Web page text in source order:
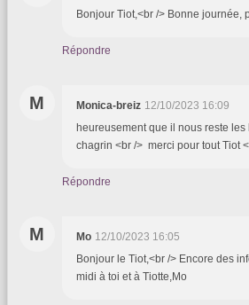
Bonjour Tiot,<br /> Bonne journée,
Répondre
M Monica-breiz 12/10/2023 16:09
heureusement que il nous reste
chagrin <br /> merci pour tout Tiot
Répondre
M Mo 12/10/2023 16:05
Bonjour le Tiot,<br /> Encore des
midi à toi et à Tiotte,Mo